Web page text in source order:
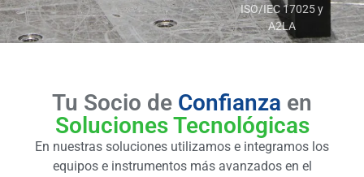
ISO/IEC 17025 y
A2LA
Tu Socio de Confianza en
Soluciones Tecnológicas
En nuestras soluciones utilizamos e integramos los
equipos e instrumentos más avanzados en el